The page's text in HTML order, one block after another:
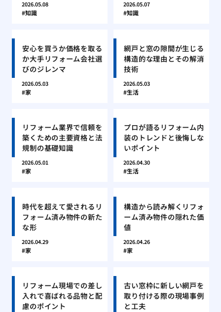
2026.05.08
知識
2026.05.07
知識
安心を買うか価格を取る
か大手リフォーム会社選
びのジレンマ
2026.05.03
家
網戸と窓の隙間が生じる
構造的な理由とその解消
技術
2026.05.03
生活
リフォーム業界で信頼を
築くための主要資格と法
規制の基礎知識
2026.05.01
家
プロが語るリフォーム内
装のトレンドと後悔しな
いポイント
2026.04.30
生活
時代を超えて愛されるリ
フォーム済み物件の新た
な形
2026.04.29
家
構造から読み解くリフォ
ーム済み物件の隠れた価
値
2026.04.26
家
リフォーム現場での差し
入れで喜ばれる品物と配
慮のポイント
古い窓枠に新しい網戸を
取り付ける際の現場事例
と工夫